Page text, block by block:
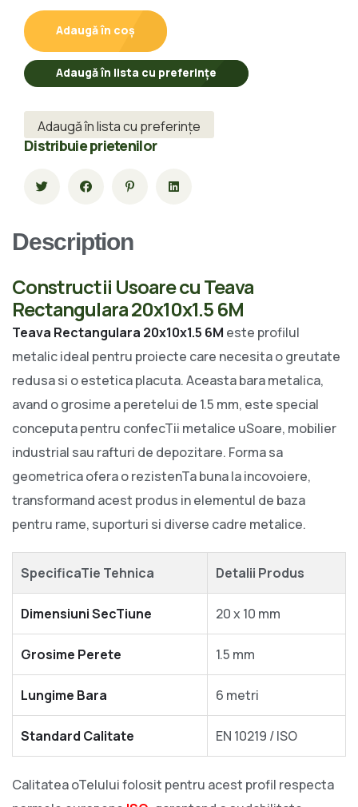
Adaugă în coș
Adaugă în lista cu preferințe
Adaugă în lista cu preferințe
Distribuie prietenilor
Description
Constructii Usoare cu Teava
Rectangulara 20x10x1.5 6M
Teava Rectangulara 20x10x1.5 6M este profilul
metalic ideal pentru proiecte care necesita o greutate
redusa si o estetica placuta. Aceasta bara metalica,
avand o grosime a peretelui de 1.5 mm, este special
conceputa pentru confecTii metalice uSoare, mobilier
industrial sau rafturi de depozitare. Forma sa
geometrica ofera o rezistenTa buna la incovoiere,
transformand acest produs in elementul de baza
pentru rame, suporturi si diverse cadre metalice.
SpecificaTie Tehnica Detalii Produs
Dimensiuni SecTiune 20 x 10 mm
Grosime Perete 1.5 mm
Lungime Bara 6 metri
Standard Calitate EN 10219 / ISO
Calitatea oTelului folosit pentru acest profil respecta